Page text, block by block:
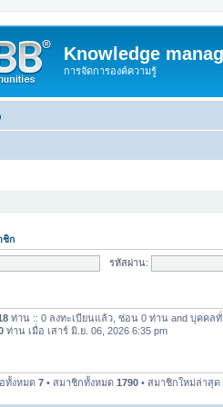
Knowledge
การจัดการองค์ความรู้
ชิก
รหัสผ่าน:
ท่าน :: 0 ลงทะเบียนแล้ว, ซ่อน 0 ท่าน and บุคคล
ท่าน เมื่อ เสาร์ มิ.ย. 06, 2026 6:35 pm
ทั้งหมด 7 • สมาชิกทั้งหมด 1790 • สมาชิกใหม่ล่าสุด